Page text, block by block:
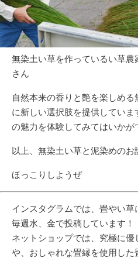
無染土い草を作っているい草農
さん
自然本来の香りと艶を楽しめる
に新しい選択肢を提供してい
の魅力を体験してみてはいかが
以上、 無染土い草と泥染めのお
ほっこりしようぜ
インスタグラムでは、畳やい
毎週水、金で投稿しています！
ネットショップでは、究極に
や、おしゃれな畳縁を使用し